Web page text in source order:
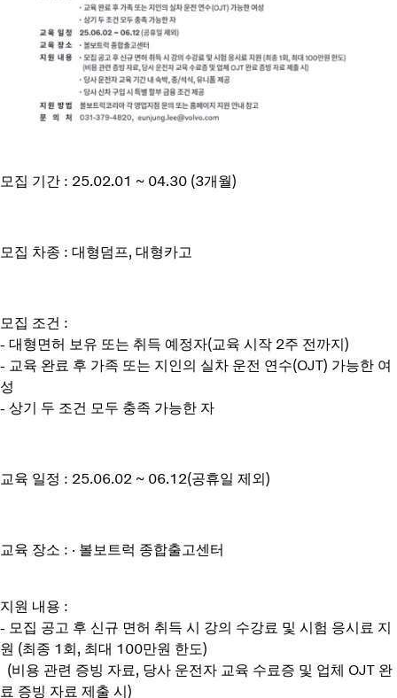
모집 기간 : 25.02.01 ~ 04.30 (3개월)
모집 차종 : 대형덤프, 대형카고
모집 조건 :
- 대형면허 보유 또는 취득 예정자(교육 시작 2주 전까지)
- 교육 완료 후 가족 또는 지인의 실차 운전 연수(OJT) 가능한 여
성
- 상기 두 조건 모두 충족 가능한 자
교육 일정 : 25.06.02 ~ 06.12(공휴일 제외)
교육 장소 : ∙ 볼보트럭 종합출고센터
지원 내용 :
- 모집 공고 후 신규 면허 취득 시 강의 수강료 및 시험 응시료 지
원 (최종 1회, 최대 100만원 한도)
(비용 관련 증빙 자료, 당사 운전자 교육 수료증 및 업체 OJT 완
료 증빙 자료 제출 시)